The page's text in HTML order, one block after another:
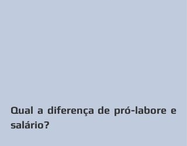
Qual a diferença de pró-labore e
salário?